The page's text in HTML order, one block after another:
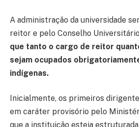
A administração da universidade
reitor e pelo Conselho
que tanto o cargo de reitor
sejam ocupados
indígenas.
Inicialmente, os primeiros
em caráter provisório pelo
que a instituição esteja